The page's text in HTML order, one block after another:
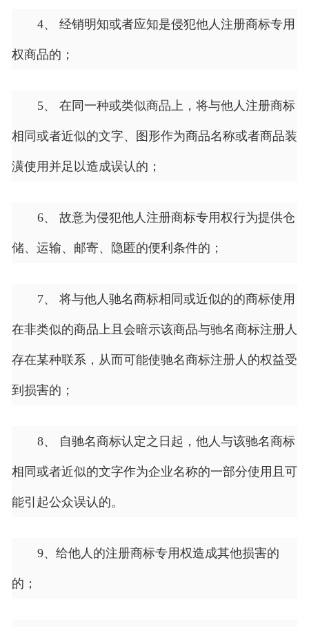
4、 经销明知或者应知是侵犯他人注册商标专用
权商品的；
5、 在同一种或类似商品上，将与他人注册商标
相同或者近似的文字、图形作为商品名称或者商品装
潢使用并足以造成误认的；
6、 故意为侵犯他人注册商标专用权行为提供仓
储、运输、邮寄、隐匿的便利条件的；
7、 将与他人驰名商标相同或近似的的商标使用
在非类似的商品上且会暗示该商品与驰名商标注册人
存在某种联系，从而可能使驰名商标注册人的权益受
到损害的；
8、 自驰名商标认定之日起，他人与该驰名商标
相同或者近似的文字作为企业名称的一部分使用且可
能引起公众误认的。
9、给他人的注册商标专用权造成其他损害的
的；